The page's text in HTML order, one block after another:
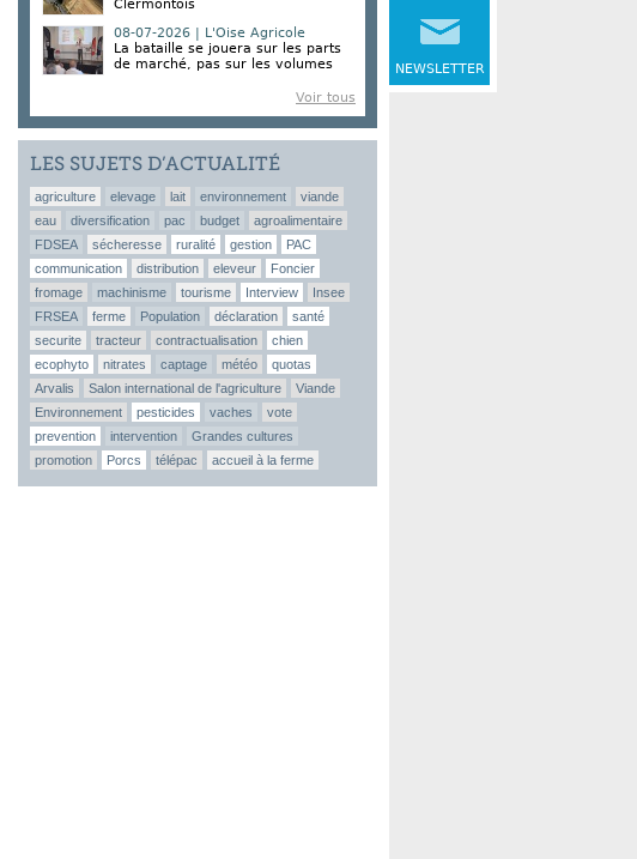
NEWSLETTER
Clermontois
08-07-2026 | L'Oise Agricole
La bataille se jouera sur les parts
de marché, pas sur les volumes
Voir tous
LES SUJETS D’ACTUALITÉ
agriculture elevage lait environnement
viande
eau
diversification pac budget
agroalimentaire
FDSEA
sécheresse ruralité gestion
PAC
communication
distribution eleveur
Foncier
fromage
machinisme tourisme Interview
Insee
FRSEA
ferme Population déclaration
santé
securite
tracteur contractualisation
chien
ecophyto
nitrates captage météo
quotas
Arvalis
Salon international de l'agriculture
Viande
Environnement
pesticides vaches
vote
prevention
intervention
Grandes cultures
promotion
Porcs télépac accueil à la ferme